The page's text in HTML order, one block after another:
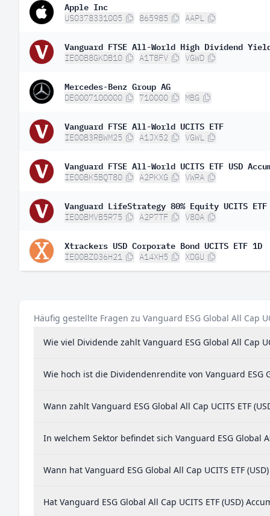
Norwegen
Irland
Chile
Indonesien
Griechenland
Neuseeland
Ungarn
Philippinen
Portugal
Kolumbien
Apple Inc
US0378331005 865985 AAPL
Vanguard FTSE All-World High Dividend
IE00B8GKDB10 A1T8FV VGWD
Mercedes-Benz Group AG
DE0007100000 710000 MBG
Vanguard FTSE All-World UCITS ETF
IE00B3RBWM25 A1JX52 VGWL
Vanguard FTSE All-World UCITS ETF USD
IE00BK5BQT80 A2PKXG VWRA
Vanguard LifeStrategy 80% Equity UCITS
IE00BMVB5R75 A2P7TF V80A
Xtrackers USD Corporate Bond UCITS ETF 1D
IE00BZ036H21 A14XH5 XDGU
Häufig gestellte Fragen zu Vanguard ESG Global All Cap
Wie viel Dividende zahlt Vanguard ESG Global All Cap
Wie hoch ist die Dividendenrendite von Vanguard ESG
Wann zahlt Vanguard ESG Global All Cap UCITS ETF
In welchem Sektor befindet sich Vanguard ESG Global
Wann hat Vanguard ESG Global All Cap UCITS ETF
Hat Vanguard ESG Global All Cap UCITS ETF (USD)